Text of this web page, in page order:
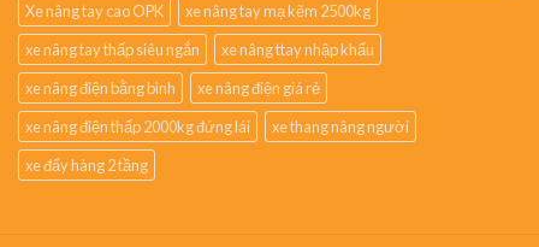
Xe nâng tay cao OPK
xe nâng tay mạ kẽm 2500kg
xe nâng tay thấp siêu ngắn
xe nâng ttay nhập khẩu
xe nâng điện bằng bình
xe nâng điện giá rẻ
xe nâng điện thấp 2000kg đứng lái
xe thang nâng người
xe đẩy hàng 2 tầng